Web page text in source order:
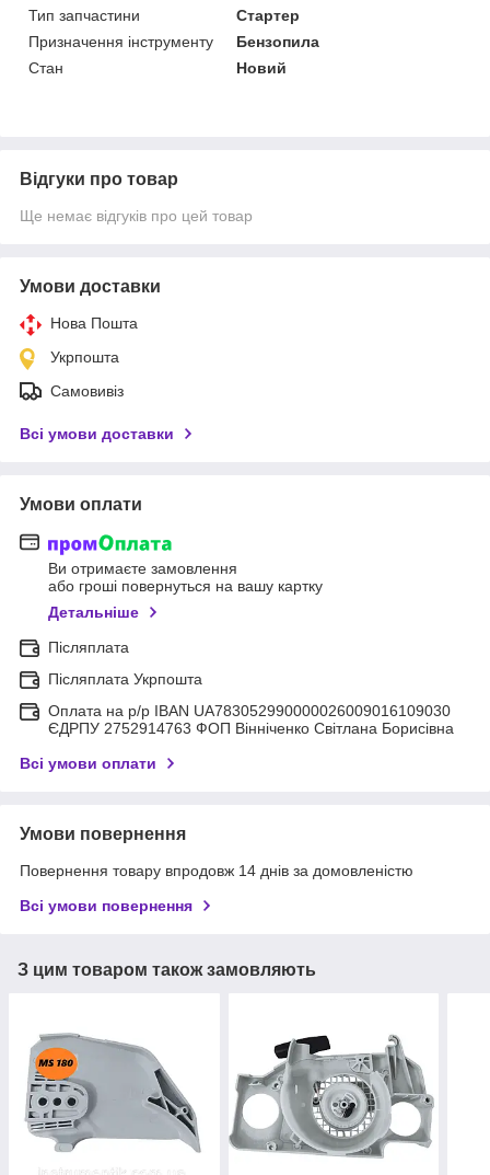
Тип запчастини
Стартер
Призначення інструменту
Бензопила
Стан
Новий
Відгуки про товар
Ще немає відгуків про цей товар
Умови доставки
Нова Пошта
Укрпошта
Самовивіз
Всі умови доставки
Умови оплати
Ви отримаєте замовлення
або гроші повернуться на вашу картку
Детальніше
Післяплата
Післяплата Укрпошта
Оплата на р/р IBAN UA783052990000026009016109030
ЄДРПУ 2752914763 ФОП Вінніченко Світлана Борисівна
Всі умови оплати
Умови повернення
Повернення товару впродовж 14 днів за домовленістю
Всі умови повернення
З цим товаром також замовляють